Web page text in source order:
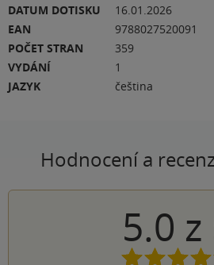
DATUM DOTISKU
16.01.2026
EAN
9788027520091
POČET STRAN
359
VYDÁNÍ
1
JAZYK
čeština
Hodnocení a
5.0 z